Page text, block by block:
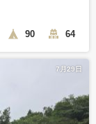
90 64
7月29日